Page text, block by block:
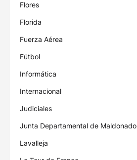
Flores
Florida
Fuerza Aérea
Fútbol
Informática
Internacional
Judiciales
Junta Departamental de Maldonado
Lavalleja